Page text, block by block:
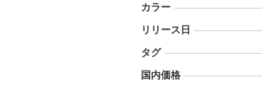
カラー
リリース日
タグ
国内価格